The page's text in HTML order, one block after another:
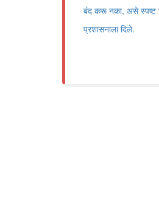
बंद करू नका, असे स्पष्ट
प्रशासनाला दिले.